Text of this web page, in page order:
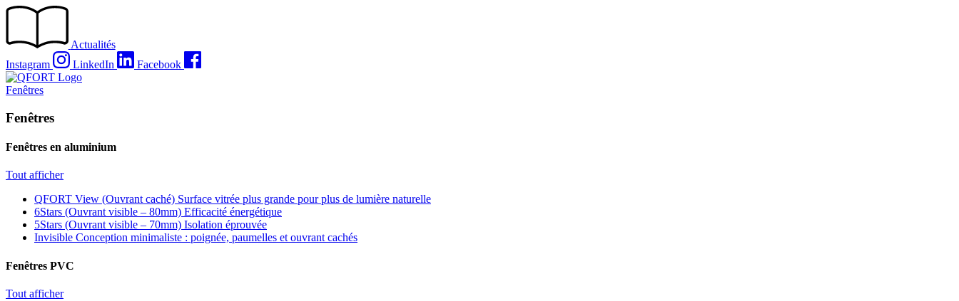
Passer
Actualités
Instagram
LinkedIn Facebook
Fenêtres
Fenêtres
Fenêtres en aluminium
Tout afficher
QFORT View (Ouvrant caché) Surface vitrée plus grande pour plus de lumière naturelle
6Stars (Ouvrant visible – 80mm) Efficacité énergétique
5Stars (Ouvrant visible – 70mm) Isolation éprouvée
Invisible Conception minimaliste : poignée, paumelles et ouvrant cachés
Fenêtres PVC
Tout afficher